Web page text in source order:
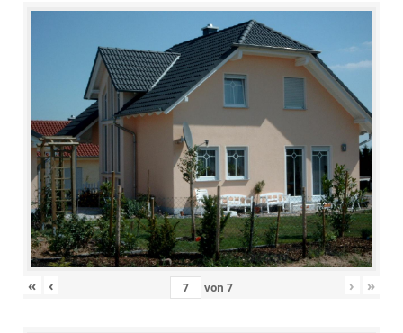
« ‹ von 7 › »